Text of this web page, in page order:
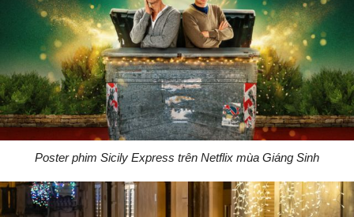
Poster phim Sicily Express trên Netflix mùa Giáng Sinh